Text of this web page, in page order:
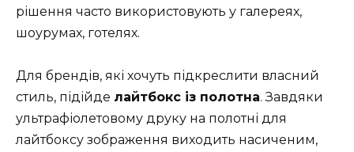
рішення часто використовують у галереях,
шоурумах, готелях.
Для брендів, які хочуть підкреслити власний
стиль, підійде лайтбокс із полотна. Завдяки
ультрафіолетовому друку на полотні для
лайтбоксу зображення виходить насиченим,